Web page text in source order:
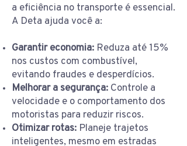
a eficiência no transporte é essencial.
A Deta ajuda você a:
Garantir economia: Reduza até 15%
nos custos com combustível,
evitando fraudes e desperdícios.
Melhorar a segurança: Controle a
velocidade e o comportamento dos
motoristas para reduzir riscos.
Otimizar rotas: Planeje trajetos
inteligentes, mesmo em estradas